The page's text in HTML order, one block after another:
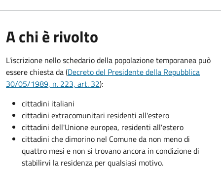
A chi è rivolto
L'iscrizione nello schedario della popolazione temporanea può
essere chiesta da (Decreto del Presidente della Repubblica
30/05/1989, n. 223, art. 32):
cittadini italiani
cittadini extracomunitari residenti all'estero
cittadini dell'Unione europea, residenti all'estero
cittadini che dimorino nel Comune da non meno di
quattro mesi e non si trovano ancora in condizione di
stabilirvi la residenza per qualsiasi motivo.